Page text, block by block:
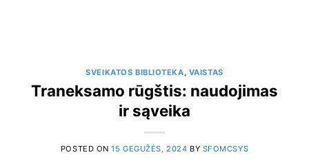
SVEIKATOS BIBLIOTEKA, VAISTAS
Traneksamo rūgštis: naudojimas
ir sąveika
POSTED ON15 GEGUŽĖS, 2024 BY SFOMCSYS